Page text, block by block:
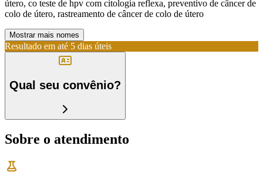
útero, co teste de hpv com citologia reflexa, preventivo de câncer de
colo de útero, rastreamento de câncer de colo de útero
Mostrar mais nomes
Resultado em até 5 dias úteis
Qual seu convênio?
Sobre o atendimento